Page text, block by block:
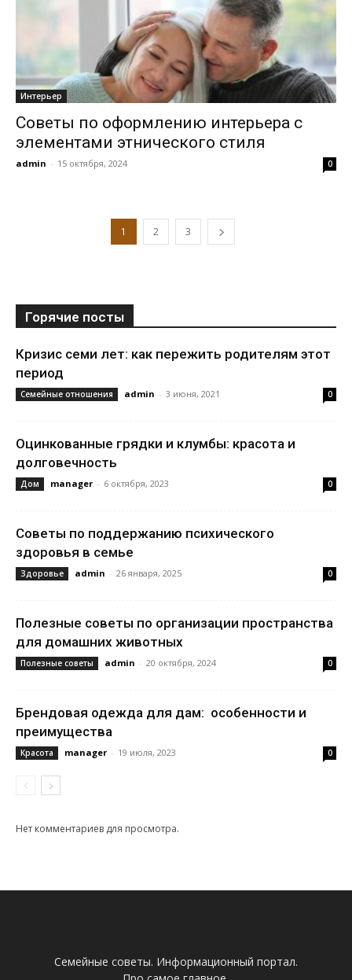
Интерьер
Советы по оформлению интерьера с
элементами этнического стиля
admin - 15 октября, 2024 0
1 2 3
Горячие посты
Кризис семи лет: как пережить родителям этот
период
Семейные отношения admin - 3 июня, 2021 0
Оцинкованные грядки и клумбы: красота и
долговечность
Дом manager - 6 октября, 2023 0
Советы по поддержанию психического
здоровья в семье
Здоровье admin - 26 января, 2025 0
Полезные советы по организации пространства
для домашних животных
Полезные советы admin - 20 октября, 2024 0
Брендовая одежда для дам: особенности и
преимущества
Красота manager - 19 июля, 2023 0
Нет комментариев для просмотра.
Семейные советы. Информационный портал.